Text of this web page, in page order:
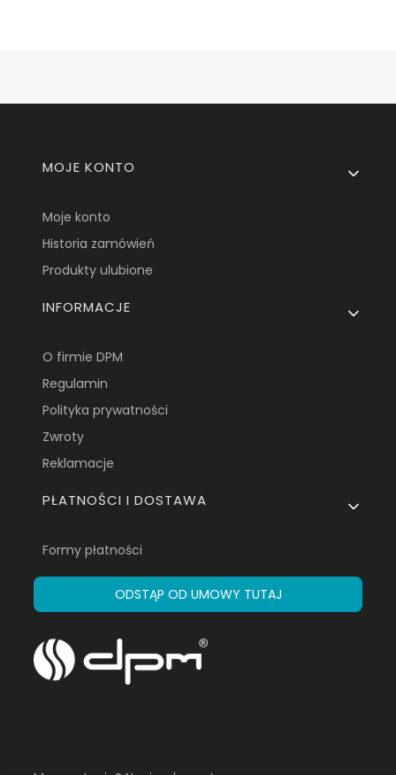
Linki w stopce
MOJE KONTO
Moje konto
Historia zamówień
Produkty ulubione
INFORMACJE
O firmie DPM
Regulamin
Polityka prywatności
Zwroty
Reklamacje
PŁATNOŚCI I DOSTAWA
Formy płatności
ODSTĄP OD UMOWY TUTAJ